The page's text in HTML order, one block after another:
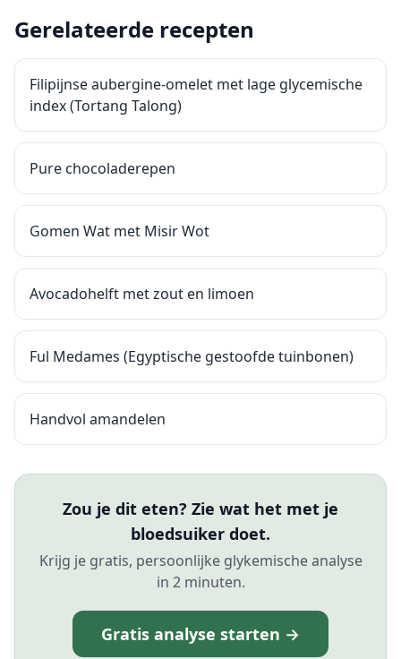
Gerelateerde recepten
Filipijnse aubergine-omelet met lage glycemische
index (Tortang Talong)
Pure chocoladerepen
Gomen Wat met Misir Wot
Avocadohelft met zout en limoen
Ful Medames (Egyptische gestoofde tuinbonen)
Handvol amandelen
Zou je dit eten? Zie wat het met je
bloedsuiker doet.
Krijg je gratis, persoonlijke glykemische analyse
in 2 minuten.
Gratis analyse starten →